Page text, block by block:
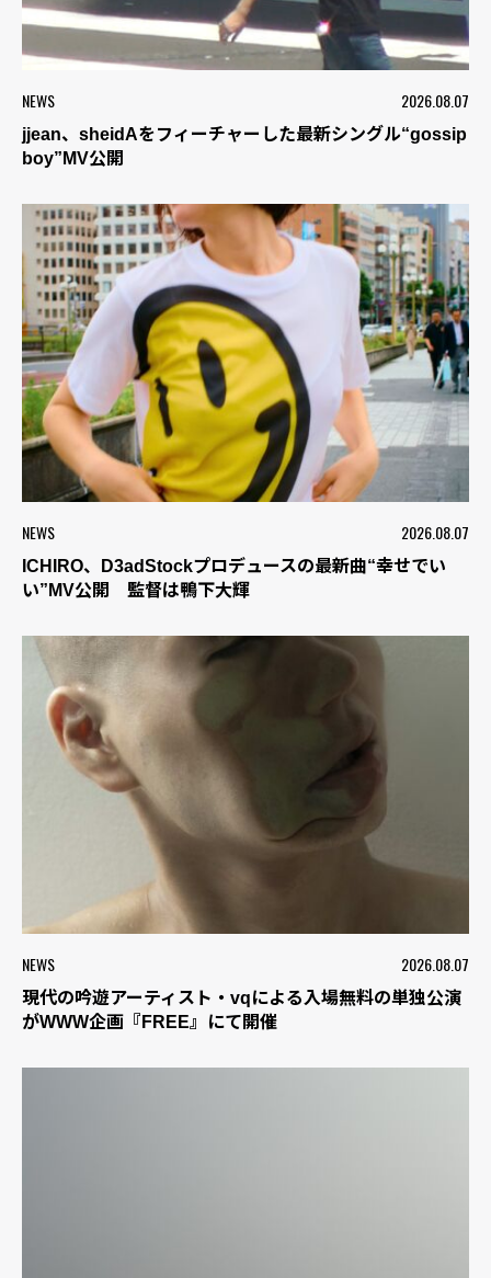
NEWS 2026.08.07
jjean、sheidAをフィーチャーした最新シングル“gossip
boy”MV公開
NEWS 2026.08.07
ICHIRO、D3adStockプロデュースの最新曲“幸せでい
い”MV公開 監督は鴨下大輝
NEWS 2026.08.07
現代の吟遊アーティスト・vqによる入場無料の単独公演
がWWW企画『FREE』にて開催